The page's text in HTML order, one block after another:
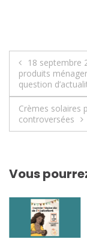
de
l’article
18 septembre
produits
question
Crèmes solaires
controversées
Vous